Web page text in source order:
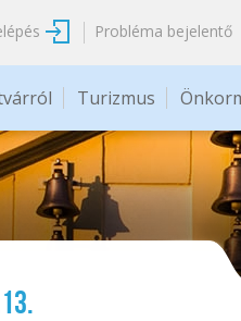
Probléma bejelentő
Turizmus